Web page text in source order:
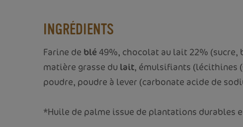
INGRÉDIENTS
Farine de blé 49%, chocolat au lait 22% (sucre,
matière grasse du lait, émulsifiants (lécithines (
poudre, poudre à lever (carbonate acide de
*Huile de palme issue de plantations durables